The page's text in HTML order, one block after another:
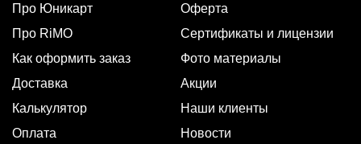
Про Юникарт
Про RiMO
Как оформить заказ
Доставка
Калькулятор
Оплата
Оферта
Сертификаты и лицензии
Фото материалы
Акции
Наши клиенты
Новости